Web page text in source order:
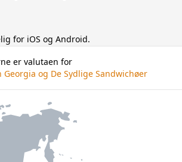
for iOS og Android.
er valutaen for
Georgia og De Sydlige Sandwichøer